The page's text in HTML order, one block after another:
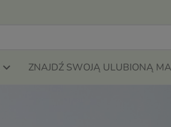
ZNAJDŹ SWOJĄ ULUBIONĄ